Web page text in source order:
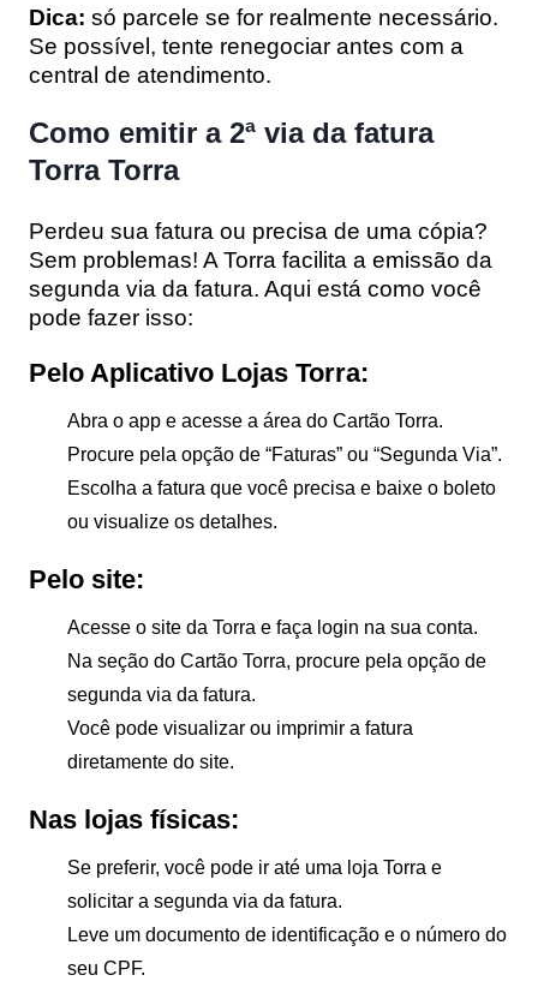
Dica: só parcele se for realmente necessário.
Se possível, tente renegociar antes com a
central de atendimento.
Como emitir a 2ª via da fatura
Torra Torra
Perdeu sua fatura ou precisa de uma cópia?
Sem problemas! A Torra facilita a emissão da
segunda via da fatura. Aqui está como você
pode fazer isso:
Pelo Aplicativo Lojas Torra:
Abra o app e acesse a área do Cartão Torra.
Procure pela opção de “Faturas” ou “Segunda Via”.
Escolha a fatura que você precisa e baixe o boleto
ou visualize os detalhes.
Pelo site:
Acesse o site da Torra e faça login na sua conta.
Na seção do Cartão Torra, procure pela opção de
segunda via da fatura.
Você pode visualizar ou imprimir a fatura
diretamente do site.
Nas lojas físicas:
Se preferir, você pode ir até uma loja Torra e
solicitar a segunda via da fatura.
Leve um documento de identificação e o número do
seu CPF.